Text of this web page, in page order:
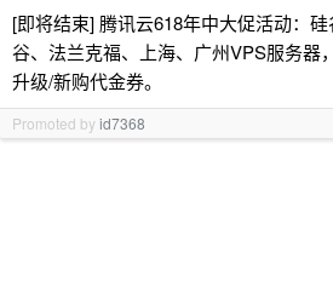
[即将结束] 腾讯云618年中大促活动：
谷、法兰克福、上海、广州VPS服务器
升级/新购代金券。
Promoted byid7368